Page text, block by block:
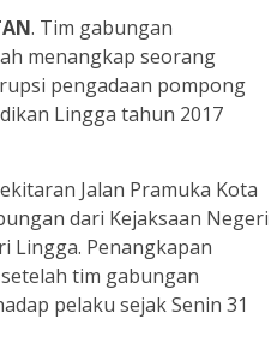
. Tim gabungan
menangkap seorang
pengadaan pompong
Lingga tahun 2017
Jalan Pramuka Kota
dari Kejaksaan Negeri
Lingga. Penangkapan
tim gabungan
pelaku sejak Senin 31